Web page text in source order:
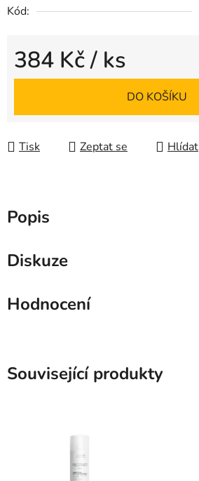
Kód:
384 Kč/ ks
Měrná cena:
DO KOŠÍKU
Tisk Zeptat se Hlídat
Popis
Diskuze
Hodnocení
Související produkty